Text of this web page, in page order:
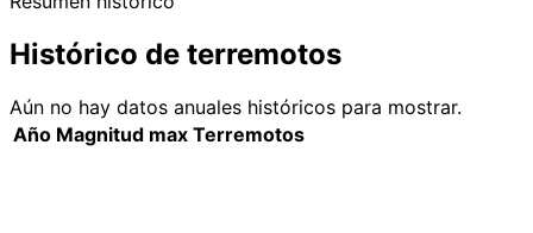
Histórico de terremotos
Aún no hay datos anuales históricos para mostrar.
Año Magnitud max Terremotos